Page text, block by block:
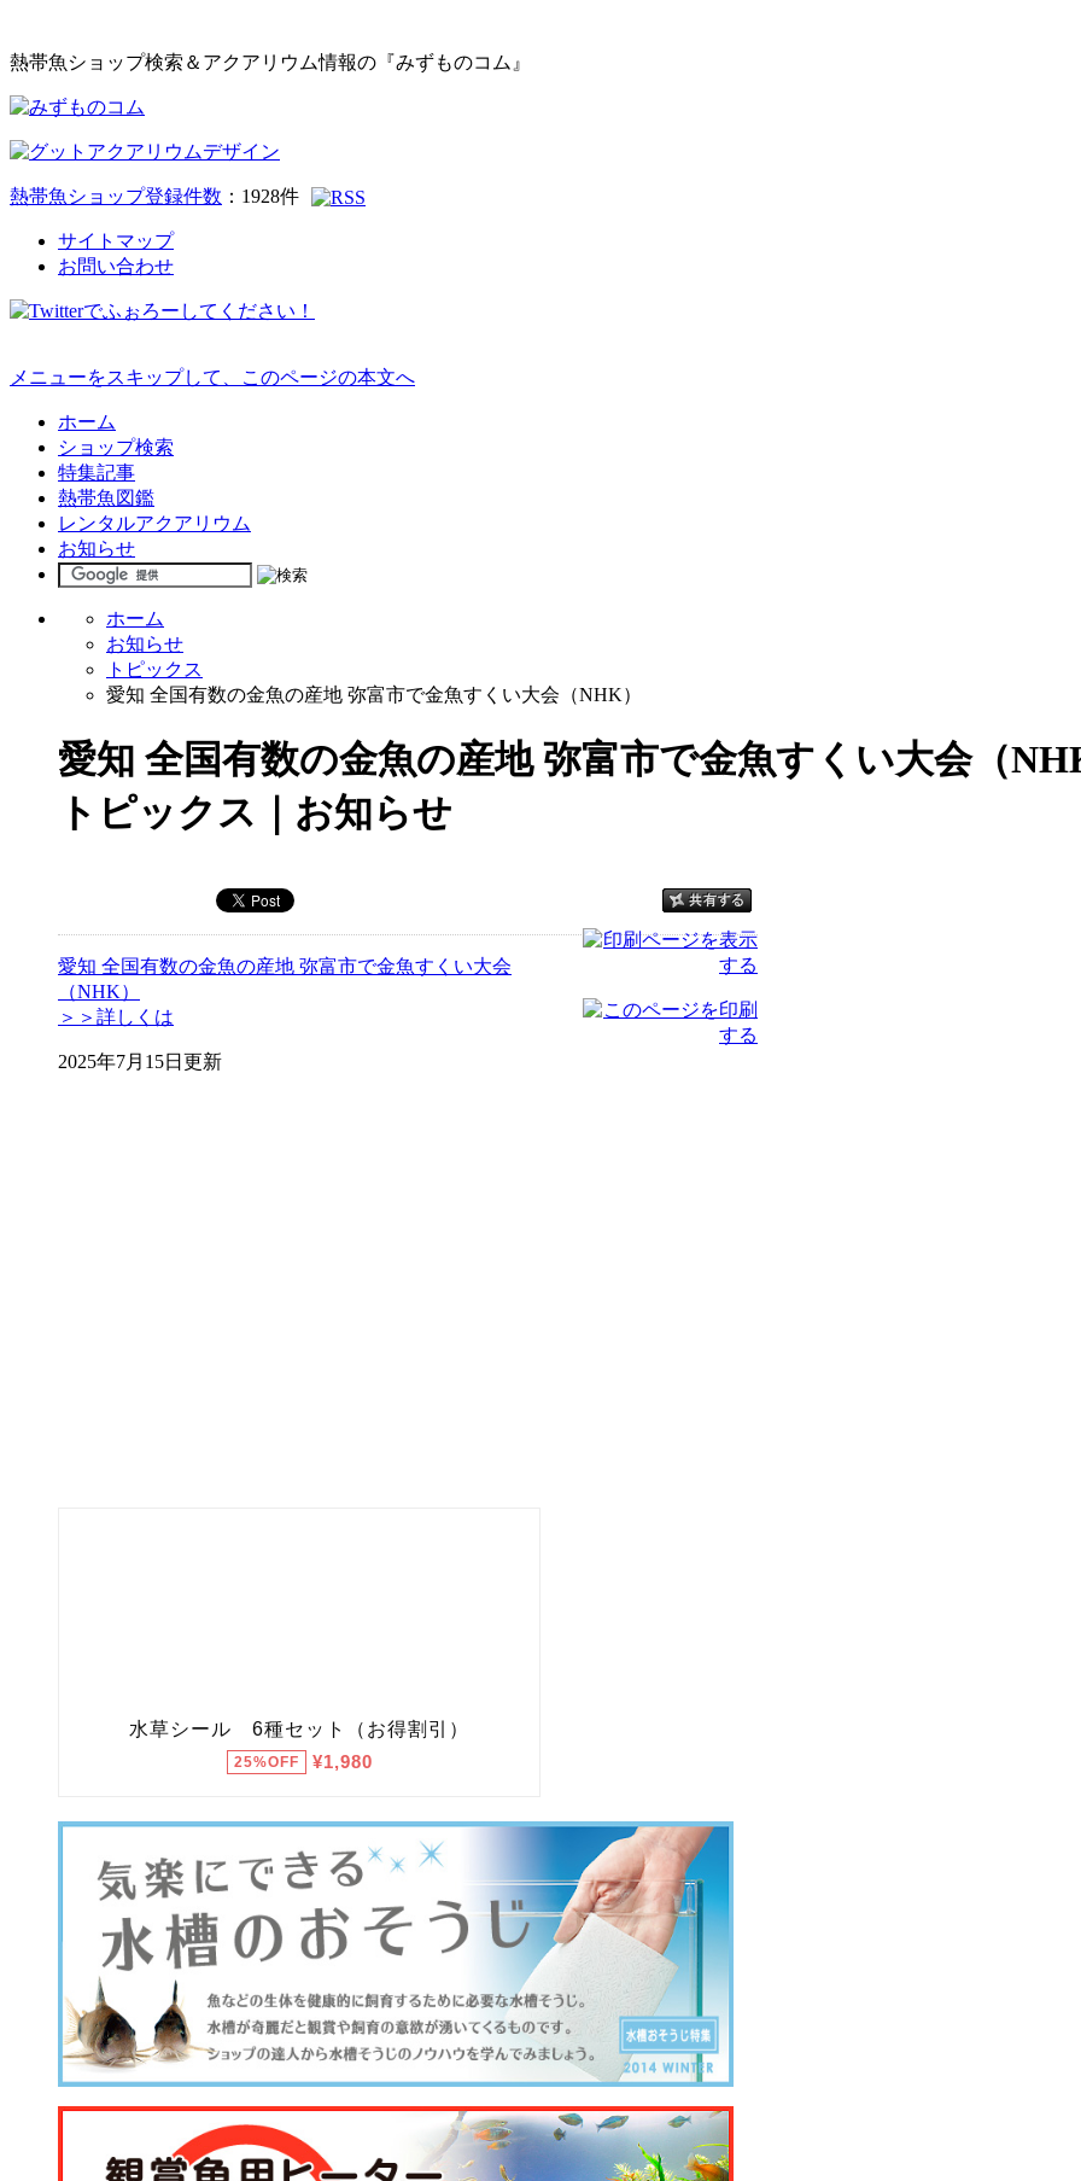
熱帯魚ショップ検索＆アクアリウム情報の『みずものコム』
熱帯魚ショップ登録件数 ： 1928件
サイトマップ
お問い合わせ
メニューをスキップして、このページの本文へ
ホーム
ショップ検索
特集記事
熱帯魚図鑑
レンタルアクアリウム
お知らせ
ホーム
お知らせ
トピックス
愛知 全国有数の金魚の産地 弥富市で金魚すくい大会（NHK）
愛知 全国有数の金魚の産地 弥富市で金魚すくい大会（
トピックス｜お知らせ
愛知 全国有数の金魚の産地 弥富市で金魚すくい大会
（NHK）
＞＞詳しくは
2025年7月15日更新